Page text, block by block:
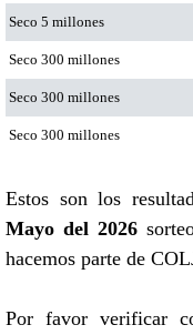
Seco 5 millones
Seco 300 millones
Seco 300 millones
Seco 300 millones
Estos son los
Mayo del 2026
hacemos parte de
Por favor verificar